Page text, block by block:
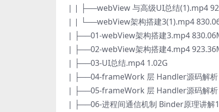
| | ├──webView 与高级UI总结(1).mp4
| | └──webView架构搭建3(1).mp4
| ├──01-webView架构搭建3.mp4
| ├──02-webView架构搭建4.mp4
| ├──03-UI总结.mp4 1.02G
| ├──04-frameWork 层 Handler源码解析
| ├──05-frameWork 层 Handler源码解析
| ├──06-进程间通信机制 Binder原理讲解